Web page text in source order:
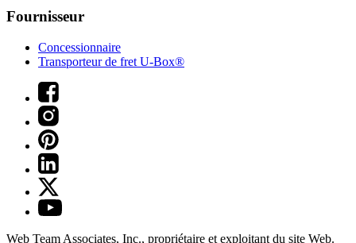
Fournisseur
Concessionnaire
Transporteur de fret U-Box®
Web Team Associates, Inc., propriétaire et exploitant du site Web.